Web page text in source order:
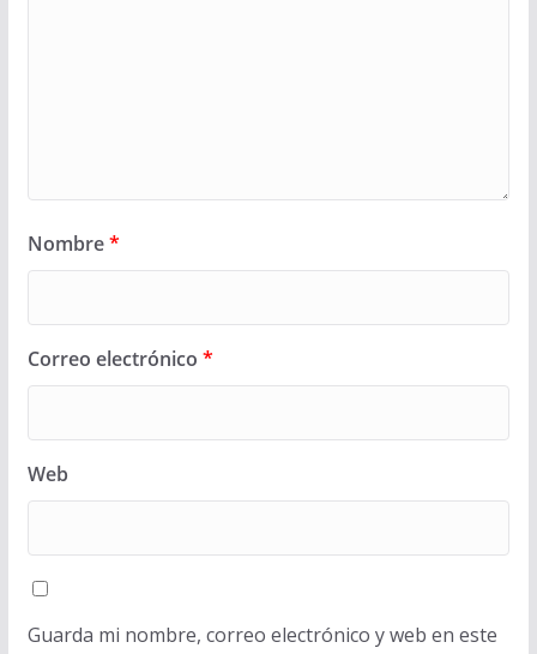
Nombre*
Correo electrónico *
Web
Guarda mi nombre, correo electrónico y web en este